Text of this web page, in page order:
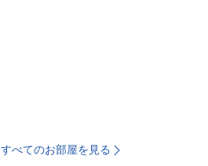
すべてのお部屋を見る